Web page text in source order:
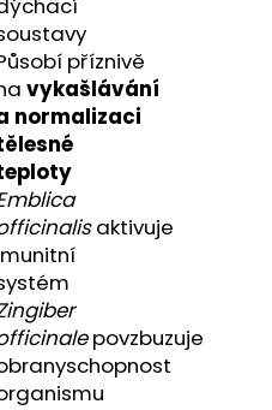
příznivě
vykašlávání
normalizaci
aktivuje
povzbuzuje